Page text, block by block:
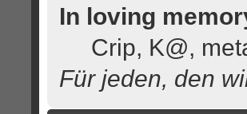
In loving
Crip, K@,
Für jeden, den